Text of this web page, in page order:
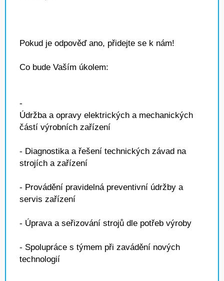
Pokud je odpověď ano, přidejte se k nám!
Co bude Vaším úkolem:
-
Údržba a opravy elektrických a mechanických
částí výrobních zařízení
- Diagnostika a řešení technických závad na
strojích a zařízení
- Provádění pravidelná preventivní údržby a
servis zařízení
- Úprava a seřizování strojů dle potřeb výroby
- Spolupráce s týmem při zavádění nových
technologií